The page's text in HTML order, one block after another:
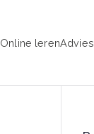
Online leren